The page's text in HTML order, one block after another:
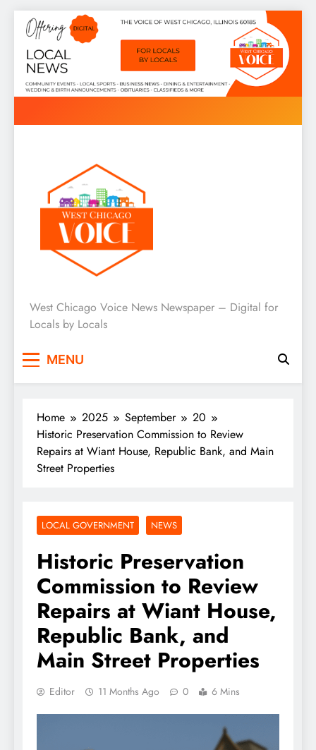
Skip
content
West Chicago Voice : Local
News
West Chicago Voice News Newspaper – Digital for
Locals by Locals
MENU
Home 2025 September
20
Historic Preservation Commission to Review
Repairs at Wiant House, Republic Bank, and Main
Street Properties
LOCAL GOVERNMENT NEWS
Historic Preservation
Commission to Review
Repairs at Wiant House,
Republic Bank, and
Main Street Properties
Editor 11 Months Ago 0 6 Mins